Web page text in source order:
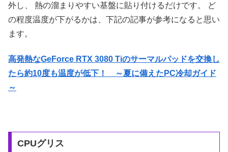
外し、 熱の溜まりやすい基盤に貼り付けるだけです。 ど
の程度温度が下がるかは、下記の記事が参考になると思い
ます。
高発熱なGeForce RTX 3080 Tiのサーマルパッドを交換し
たら約10度も温度が低下！ ～夏に備えたPC冷却ガイド
～
CPUグリス